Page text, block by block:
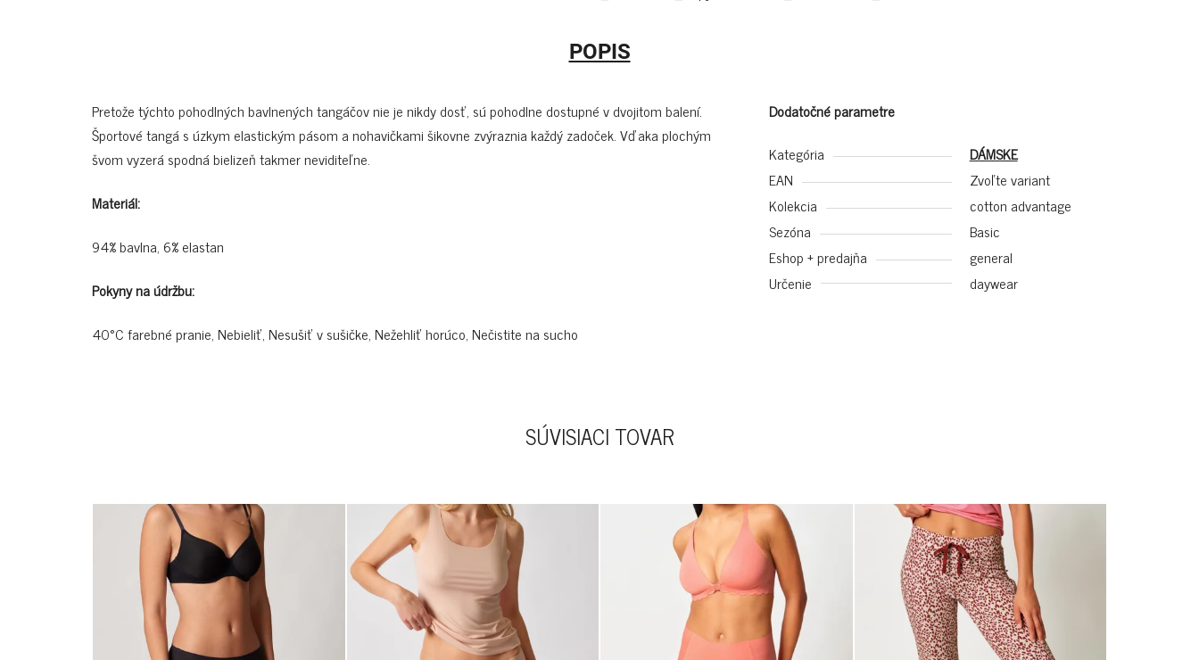
POPIS
Pretože týchto pohodlných bavlnených tangáčov nie je nikdy dosť, sú pohodlne dostupné v dvojitom balení.
Športové tangá s úzkym elastickým pásom a nohavičkami šikovne zvýraznia každý zadoček. Vďaka plochým
švom vyzerá spodná bielizeň takmer neviditeľne.
Materiál:
94% bavlna, 6% elastan
Pokyny na údržbu:
40°C farebné pranie, Nebieliť, Nesušiť v sušičke, Nežehliť horúco, Nečistite na sucho
Dodatočné parametre
Kategória
DÁMSKE
EAN
Zvoľte variant
Kolekcia
cotton advantage
Sezóna
Basic
Eshop + predajňa
general
Určenie
daywear
SÚVISIACI TOVAR